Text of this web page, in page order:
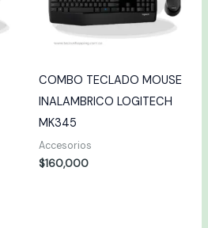
COMBO TECLADO MOUSE
INALAMBRICO LOGITECH
MK345
Accesorios
$160,000